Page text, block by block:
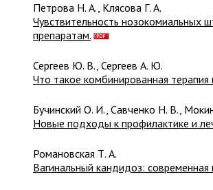
Петрова Н. А., Клясова Г. А.
Чувствительность
препаратам.
Сергеев Ю. В., Сергеев А. Ю.
Что такое комбинированная
Бучинский О. И., Савченко Н. В.,
Новые подходы к профилактике и
Романовская Т. А.
Вагинальный кандидоз: